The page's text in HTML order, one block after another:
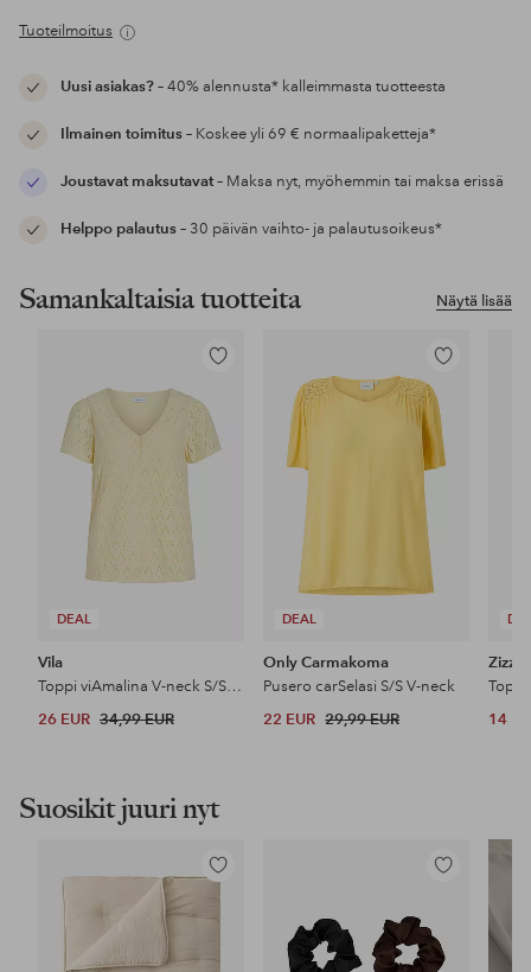
Tuoteilmoitus
Uusi asiakas?– 40% alennusta* kalleimmasta tuotteesta
Ilmainen toimitus– Koskee yli 69 € normaalipaketteja*
Joustavat maksutavat– Maksa nyt, myöhemmin tai maksa erissä
Helppo palautus– 30 päivän vaihto- ja palautusoikeus*
Näytä lisää
Samankaltaisia tuotteita
DEAL
Lisää
Vila
Toppi viAmalina V-neck S/S Top
26 EUR 34,99 EUR
DEAL
Lisää
suosikkeihin
Only Carmakoma
Pusero carSelasi S/S V-neck
22 EUR 29,99 EUR
Zizzi
Toppi
14
Suosikit juuri nyt
Lisää
Lisää